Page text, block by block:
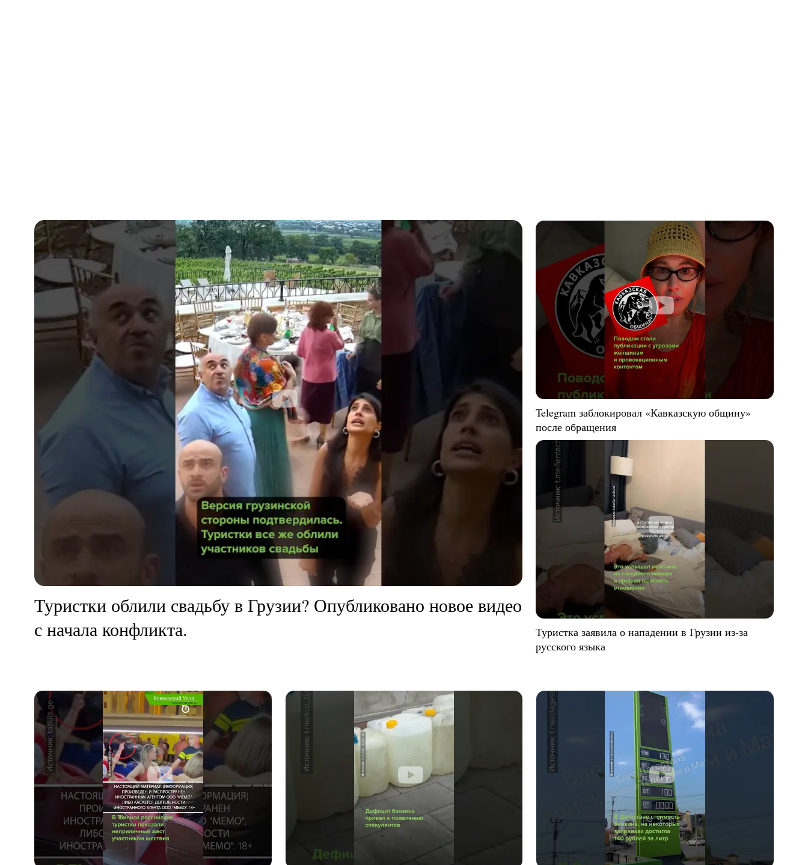
Туристки облили свадьбу в Грузии? Опубликовано новое видео
с начала конфликта.
Telegram заблокировал «Кавказскую общину»
после обращения
Туристка заявила о нападении в Грузии из-за
русского языка